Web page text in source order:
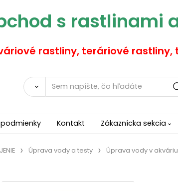
s rastlinami
rastliny, teráriové
Kontakt Zákaznícka sekcia
Úprava vody a testy Úprava vody v akváriu